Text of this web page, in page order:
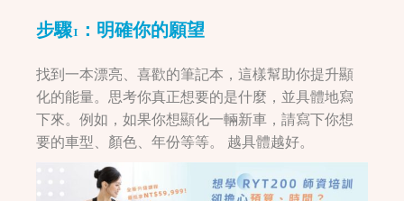
步驟1： 明確你的願望
找到一本漂亮、喜歡的筆記本，這樣幫助你提升顯
化的能量。思考你真正想要的是什麼，並具體地寫
下來。例如，如果你想顯化一輛新車，請寫下你想
要的車型、顏色、年份等等。 越具體越好。